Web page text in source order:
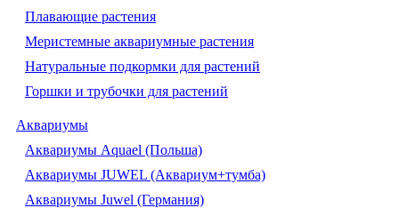
Плавающие растения
Меристемные аквариумные растения
Натуральные подкормки для растений
Горшки и трубочки для растений
Аквариумы
Аквариумы Aquael (Польша)
Аквариумы JUWEL (Аквариум+тумба)
Аквариумы Juwel (Германия)